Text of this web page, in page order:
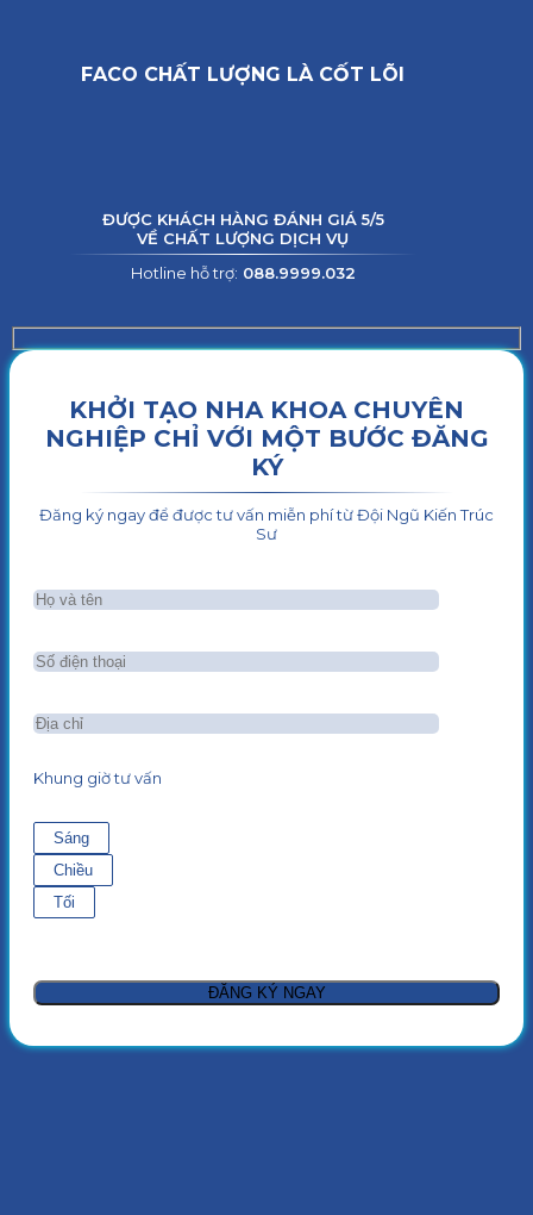
FACO CHẤT LƯỢNG LÀ CỐT LÕI
ĐƯỢC KHÁCH HÀNG ĐÁNH GIÁ 5/5
VỀ CHẤT LƯỢNG DỊCH VỤ
Hotline hỗ trợ: 088.9999.032
KHỞI TẠO NHA KHOA CHUYÊN
NGHIỆP CHỈ VỚI MỘT BƯỚC ĐĂNG
KÝ
Đăng ký ngay để được tư vấn miễn phí từ Đội Ngũ Kiến Trúc
Sư
Khung giờ tư vấn
Sáng
Chiều
Tối